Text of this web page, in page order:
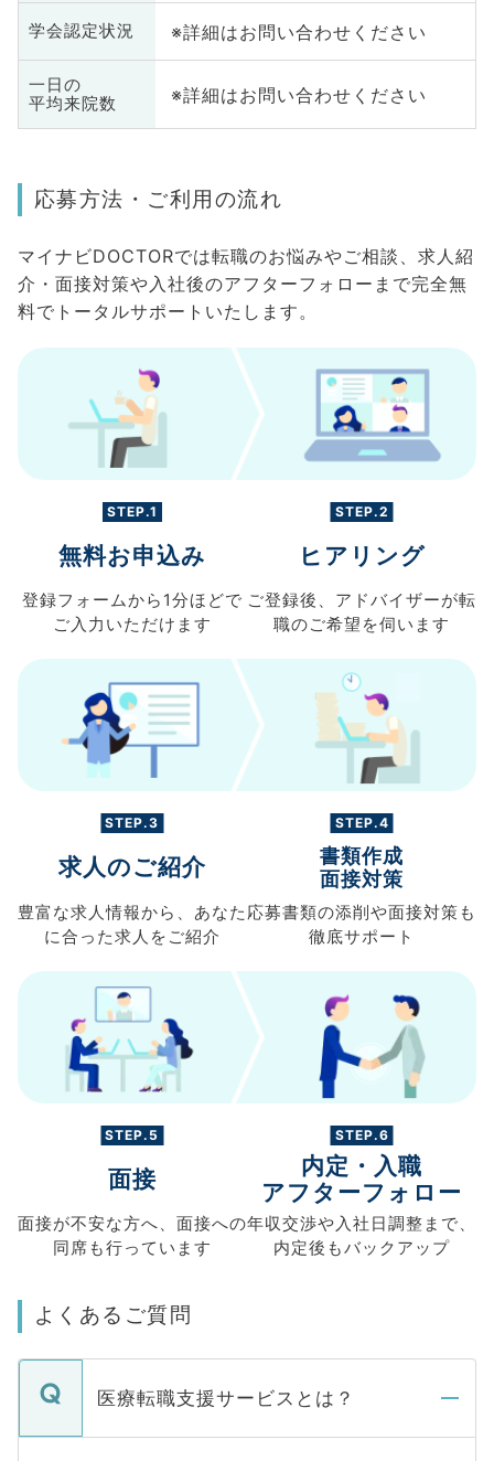
学会認定状況 ※詳細はお問い合わせください
一日の
平均来院数
※詳細はお問い合わせください
応募方法・ご利用の流れ
マイナビDOCTORでは転職のお悩みやご相談、求人紹
介・面接対策や入社後のアフターフォローまで完全無
料でトータルサポートいたします。
STEP.1
無料お申込み
登録フォームから 1分ほどで
ご入力 いただけます
STEP.2
ヒアリング
ご登録後、 アドバイザーが転
職のご希望を伺います
STEP.3
求人のご紹介
豊富な求人情報から、 あなた
に合った求人を ご紹介
STEP.4
書類作成
面接対策
応募書類の添削や面接対策も
徹底サポート
STEP.5
面接
面接が不安な方へ、 面接への
同席も行っています
STEP.6
内定・入職
アフターフォロー
年収交渉や入社日調整まで、
内定後もバックアップ
よくあるご質問
医療転職支援サービスとは？